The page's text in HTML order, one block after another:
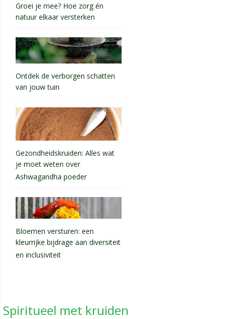
Groei je mee? Hoe zorg én
natuur elkaar versterken
Ontdek de verborgen schatten
van jouw tuin
Gezondheidskruiden: Alles wat
je moet weten over
Ashwagandha poeder
Bloemen versturen: een
kleurrijke bijdrage aan diversiteit
en inclusiviteit
Spiritueel met kruiden